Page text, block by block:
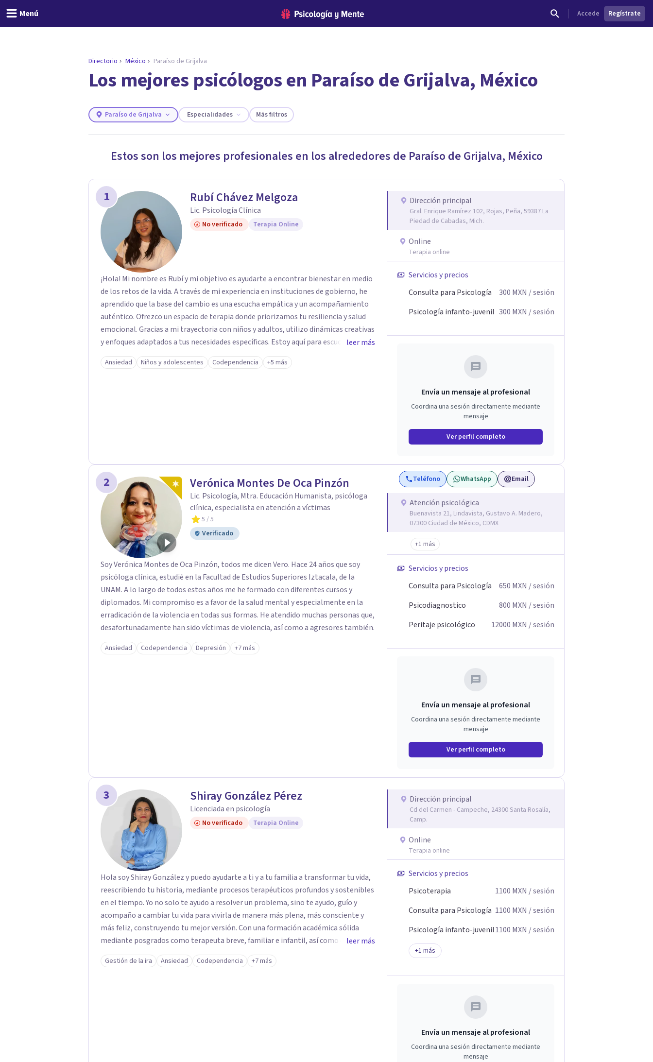
Menú Accede Regístrate
ENCONTRAR MI TERAPEUTA
¿Necesitas ayuda para encontrar el psicólogo adecuado?
Responder cuestionario
Directorio México Paraíso de Grijalva
Los mejores psicólogos en Paraíso de Grijalva, México
Paraíso de Grijalva Especialidades Más filtros
Estos son los mejores profesionales en los alrededores de Paraíso de Grijalva, México
1 Rubí Chávez Melgoza
Lic. Psicología Clínica
No verificado Terapia Online
¡Hola! Mi nombre es Rubí y mi objetivo es ayudarte a encontrar bienestar en medio
de los retos de la vida. A través de mi experiencia en instituciones de gobierno, he
aprendido que la base del cambio es una escucha empática y un acompañamiento
auténtico. ​Ofrezco un espacio de terapia donde priorizamos tu resiliencia y salud
emocional. Gracias a mi trayectoria con niños y adultos, utilizo dinámicas creativas
y enfoques adaptados a tus necesidades específicas. Estoy aquí para escucharte y
brindarte las herramientas necesarias para fortalecer tu paz mental.
leer más
Ansiedad Niños y adolescentes Codependencia +5 más
Dirección principal
Gral. Enrique Ramírez 102, Rojas, Peña, 59387 La
Piedad de Cabadas, Mich.
Online
Terapia online
Servicios y precios
Consulta para Psicología
300 MXN / sesión
Psicología infanto-juvenil 300 MXN / sesión
Envía un mensaje al profesional
Coordina una sesión directamente mediante
mensaje
Ver perfil completo
2 Verónica Montes De Oca Pinzón
Lic. Psicología, Mtra. Educación Humanista, psicóloga
clínica, especialista en atención a víctimas
5 / 5
Verificado
Soy Verónica Montes de Oca Pinzón, todos me dicen Vero. Hace 24 años que soy
psicóloga clínica, estudié en la Facultad de Estudios Superiores Iztacala, de la
UNAM. A lo largo de todos estos años me he formado con diferentes cursos y
diplomados. Mi compromiso es a favor de la salud mental y especialmente en la
erradicación de la violencia en todas sus formas. He atendido muchas personas que,
desafortunadamente han sido víctimas de violencia, así como a agresores también.
Ansiedad Codependencia Depresión +7 más
Teléfono WhatsApp Email
Atención psicológica
Buenavista 21, Lindavista, Gustavo A. Madero,
07300 Ciudad de México, CDMX
+1 más
Servicios y precios
Consulta para Psicología
650 MXN / sesión
Psicodiagnostico
800 MXN / sesión
Peritaje psicológico
12000 MXN / sesión
Envía un mensaje al profesional
Coordina una sesión directamente mediante
mensaje
Ver perfil completo
3 Shiray González Pérez
Licenciada en psicología
No verificado Terapia Online
Hola soy Shiray González y puedo ayudarte a ti y a tu familia a transformar tu vida,
reescribiendo tu historia, mediante procesos terapéuticos profundos y sostenibles
en el tiempo. Yo no solo te ayudo a resolver un problema, sino te ayudo, guío y
acompaño a cambiar tu vida para vivirla de manera más plena, más consciente y
más feliz, construyendo tu mejor versión. Con una formación académica sólida
mediante posgrados como terapeuta breve, familiar e infantil, así como con
respaldo profesional y experiencia clínica de más de 26 años y personal te
acompaño en el proceso con empatía auténtica y comunicación clara y directa para
leer más
Gestión de la ira Ansiedad Codependencia +7 más
Dirección principal
Cd del Carmen - Campeche, 24300 Santa Rosalía,
Camp.
Online
Terapia online
Servicios y precios
Psicoterapia
1100 MXN / sesión
Consulta para Psicología 1100 MXN / sesión
Psicología infanto-juvenil1100 MXN / sesión
+1 más
Envía un mensaje al profesional
Coordina una sesión directamente mediante
mensaje